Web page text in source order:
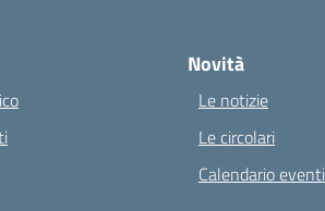
Novità
Le notizie
Le circolari
Calendario eventi